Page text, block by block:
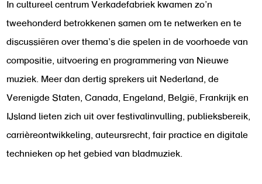
In cultureel centrum Verkadefabriek kwamen zo’n
tweehonderd betrokkenen samen om te netwerken en te
discussiëren over thema’s die spelen in de voorhoede van
compositie, uitvoering en programmering van Nieuwe
muziek. Meer dan dertig sprekers uit Nederland, de
Verenigde Staten, Canada, Engeland, België, Frankrijk en
IJsland lieten zich uit over festivalinvulling, publieksbereik,
carrièreontwikkeling, auteursrecht, fair practice en digitale
technieken op het gebied van bladmuziek.